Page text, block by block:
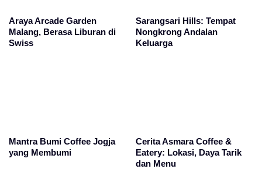
Araya Arcade Garden
Malang, Berasa Liburan di
Swiss
Sarangsari Hills: Tempat
Nongkrong Andalan
Keluarga
Mantra Bumi Coffee Jogja
yang Membumi
Cerita Asmara Coffee &
Eatery: Lokasi, Daya Tarik
dan Menu